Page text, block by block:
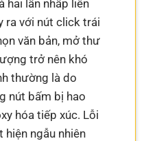
hai lần nhấp liên
ra với nút click trái
văn bản, mở thư
trở nên khó
thường là do
nút bấm bị hao
hóa tiếp xúc. Lỗi
ngẫu nhiên